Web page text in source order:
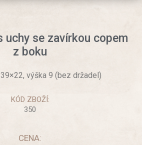
uchy se zavírkou copem
z boku
výška 9 (bez držadel)
KÓD ZBOŽÍ:
350
CENA: